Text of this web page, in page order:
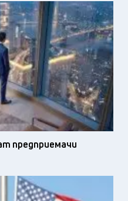
предприемачи